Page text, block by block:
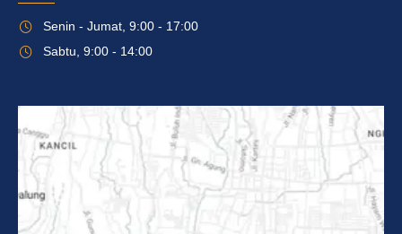
Senin - Jumat, 9:00 - 17:00
Sabtu, 9:00 - 14:00